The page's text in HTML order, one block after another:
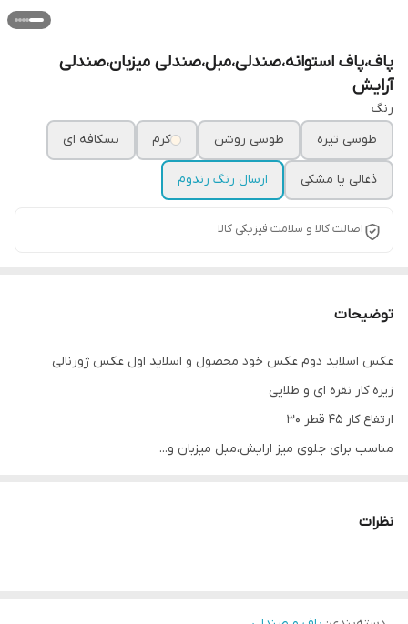
پاف،پاف استوانه،صندلی،مبل،صندلی میزبان،صندلی
آرایش
رنگ
طوسی تیره
طوسی روشن کرم نسکافه ای
ذغالی یا مشکی ارسال رنگ رندوم
اصالت کالا و سلامت فیزیکی کالا
توضیحات
عکس اسلاید دوم عکس خود محصول و اسلاید اول عکس ژورنالی
زیره کار نقره ای و طلایی
ارتفاع کار 45 قطر 30
مناسب برای جلوی میز ارایش،مبل میزبان و...
نظرات